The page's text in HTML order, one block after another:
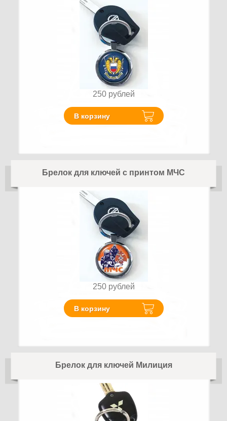
250 рублей
В корзину
Брелок для ключей с принтом МЧС
250 рублей
В корзину
Брелок для ключей Милиция